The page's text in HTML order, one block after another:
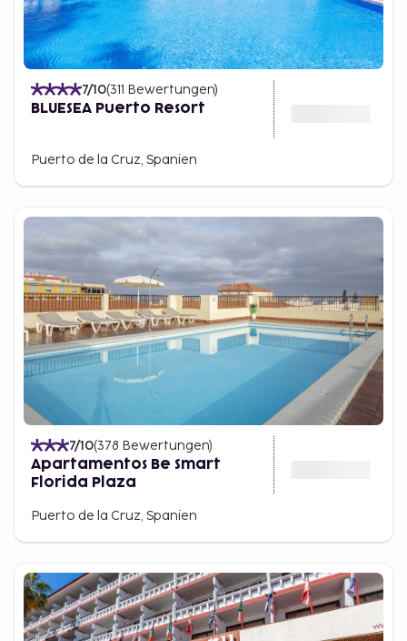
7/10(311 Bewertungen)
BLUESEA Puerto Resort
Puerto de la Cruz, Spanien
7/10(378 Bewertungen)
Apartamentos Be Smart
Florida Plaza
Puerto de la Cruz, Spanien